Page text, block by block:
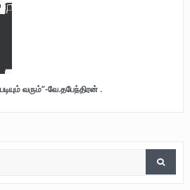
வரும்”-வே.தபேந்திரன் .